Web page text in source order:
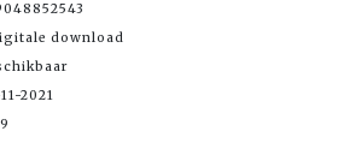
download
2021